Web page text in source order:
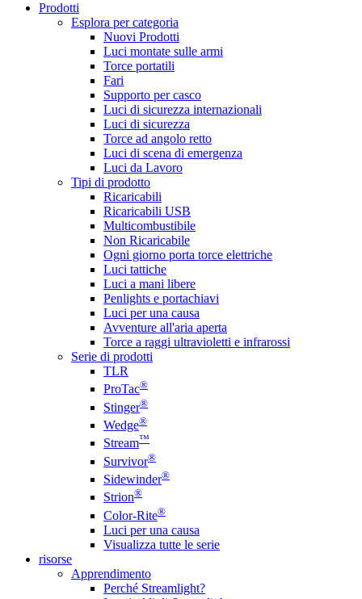
Prodotti
Esplora per categoria
Nuovi Prodotti
Luci montate sulle armi
Torce portatili
Fari
Supporto per casco
Luci di sicurezza internazionali
Luci di sicurezza
Torce ad angolo retto
Luci di scena di emergenza
Luci da Lavoro
Tipi di prodotto
Ricaricabili
Ricaricabili USB
Multicombustibile
Non Ricaricabile
Ogni giorno porta torce elettriche
Luci tattiche
Luci a mani libere
Penlights e portachiavi
Luci per una causa
Avventure all'aria aperta
Torce a raggi ultravioletti e infrarossi
Serie di prodotti
TLR
ProTac®
Stinger®
Wedge®
Stream™
Survivor®
Sidewinder®
Strion®
Color-Rite®
Luci per una causa
Visualizza tutte le serie
risorse
Apprendimento
Perché Streamlight?